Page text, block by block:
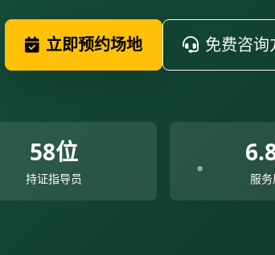
立即预约场地 免费咨询
58位
持证指导员 服